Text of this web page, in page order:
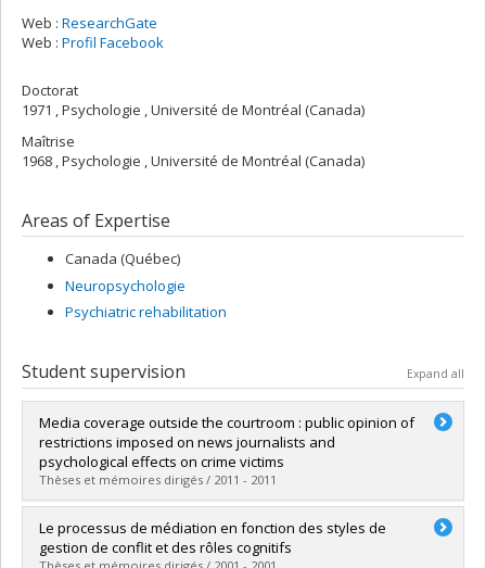
Web : ResearchGate
Web : Profil Facebook
Doctorat
1971 , Psychologie , Université de Montréal (Canada)
Maîtrise
1968 , Psychologie , Université de Montréal (Canada)
Areas of Expertise
Canada (Québec)
Neuropsychologie
Psychiatric rehabilitation
Student supervision Expand all
Media coverage outside the courtroom : public opinion of
restrictions imposed on news journalists and
psychological effects on crime victims
Thèses et mémoires dirigés / 2011 - 2011
Graduate :Fusco, Nina Marie
Cycle :Doctoral
Le processus de médiation en fonction des styles de
gestion de conflit et des rôles cognitifs